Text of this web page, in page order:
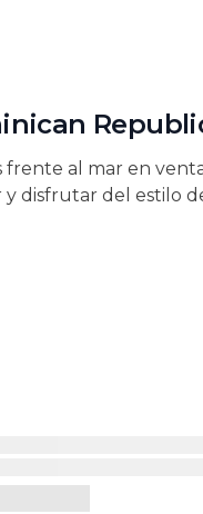
frente al mar en
disfrutar del estilo